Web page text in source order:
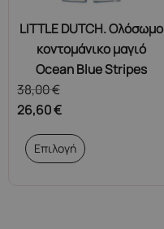
προϊόντος
LITTLE DUTCH. Ολόσωμο
κοντομάνικο μαγιό
Ocean Blue Stripes
38,00€
26,60€
Επιλογή
το